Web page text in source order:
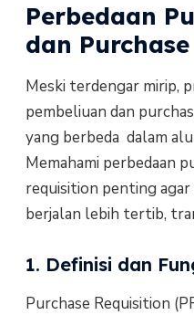
Perbedaan
dan
Meski terdengar mirip,
pembeliuan dan
yang berbeda dalam
Memahami perbedaan
requisition penting
berjalan lebih tertib,
1. Definisi dan
Purchase Requisition